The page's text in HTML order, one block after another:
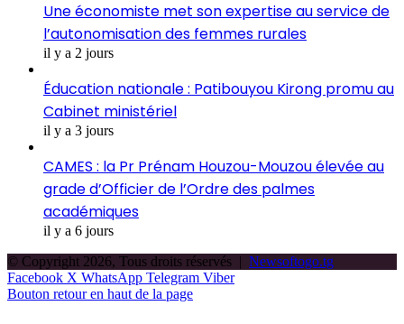
Une économiste met son expertise au service de
l’autonomisation des femmes rurales
il y a 2 jours
Éducation nationale : Patibouyou Kirong promu au
Cabinet ministériel
il y a 3 jours
CAMES : la Pr Prénam Houzou-Mouzou élevée au
grade d’Officier de l’Ordre des palmes
académiques
il y a 6 jours
© Copyright 2026, Tous droits réservés | Newsoftogo.tg
Facebook X WhatsApp Telegram Viber
Bouton retour en haut de la page